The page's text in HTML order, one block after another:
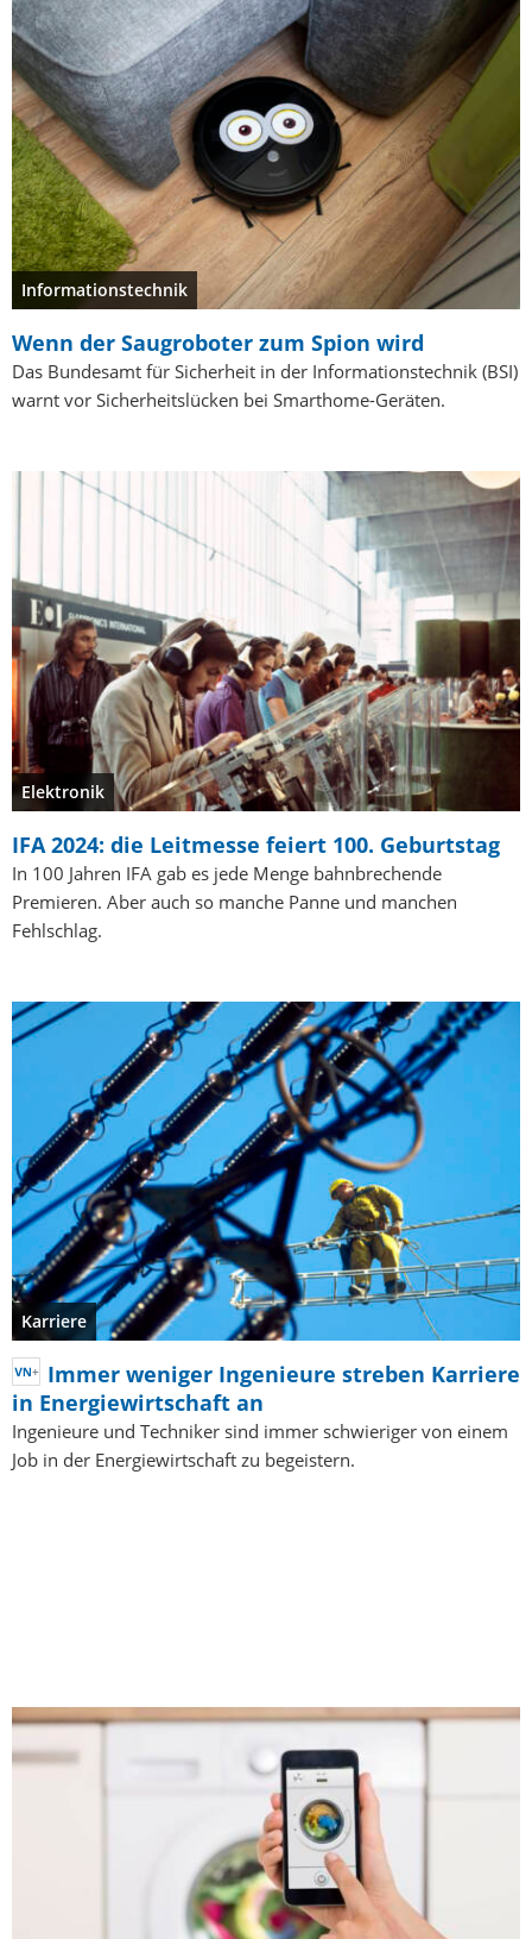
Informationstechnik
Wenn der Saugroboter zum Spion wird
Das Bundesamt für Sicherheit in der Informationstechnik (BSI)
warnt vor Sicherheitslücken bei Smarthome-Geräten.
Elektronik
IFA 2024: die Leitmesse feiert 100. Geburtstag
In 100 Jahren IFA gab es jede Menge bahnbrechende
Premieren. Aber auch so manche Panne und manchen
Fehlschlag.
Karriere
Immer weniger Ingenieure streben Karriere
in Energiewirtschaft an
Ingenieure und Techniker sind immer schwieriger von einem
Job in der Energiewirtschaft zu begeistern.